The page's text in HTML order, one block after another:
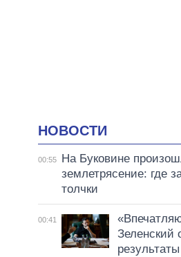
НОВОСТИ
00:55
На Буковине
землетрясение: где
толчки
00:41
Зеленский